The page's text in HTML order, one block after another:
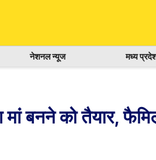
नेशनल न्यूज मध्य
बनने को तैयार,